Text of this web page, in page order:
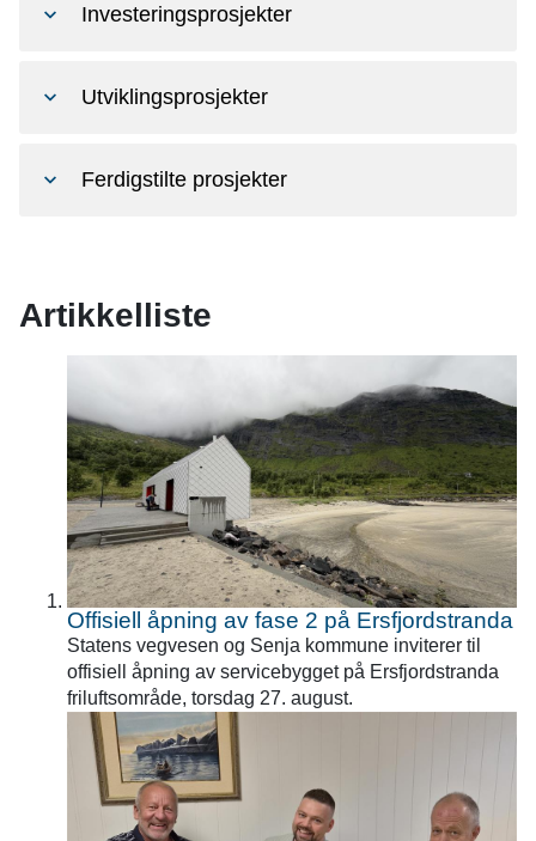
Investeringsprosjekter
Utviklingsprosjekter
Ferdigstilte prosjekter
Artikkelliste
Offisiell åpning av fase 2 på Ersfjordstranda
Statens vegvesen og Senja kommune inviterer til
offisiell åpning av servicebygget på Ersfjordstranda
friluftsområde, torsdag 27. august.